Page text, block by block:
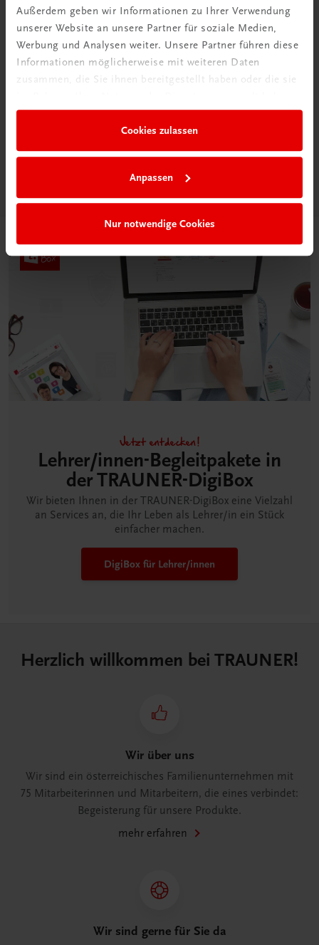
Außerdem geben wir Informationen zu Ihrer Verwendung
unserer Website an unsere Partner für soziale Medien,
Werbung und Analysen weiter. Unsere Partner führen diese
Informationen möglicherweise mit weiteren Daten
zusammen, die Sie ihnen bereitgestellt haben oder die sie
Cookies zulassen
Anpassen
Nur notwendige Cookies
Das „Digitale
Klassenzimmer“
Jetzt entdecken!
Lehrer/innen-Begleitpakete in
der TRAUNER-DigiBox
Wir bieten Ihnen in der TRAUNER-DigiBox eine Vielzahl
an Services an, die Ihr Leben als Lehrer/in ein Stück
einfacher machen.
DigiBox für Lehrer/innen
Herzlich willkommen bei TRAUNER!
Wir über uns
Wir sind ein österreichisches Familienunternehmen mit
75 Mitarbeiterinnen und Mitarbeitern, die eines verbindet:
Begeisterung für unsere Produkte.
mehr erfahren
Wir sind gerne für Sie da